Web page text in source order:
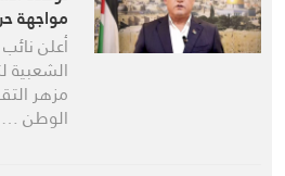
مواجهة
التصفية​
أعلن نائب
الشعبية
مزهر
الوطن …